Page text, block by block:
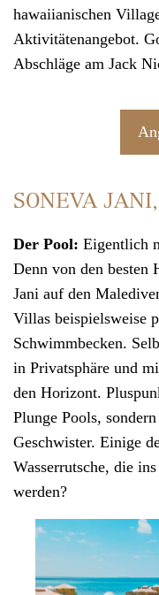
hawaiianischen
Aktivitätenangebot.
Abschläge am Jack
SONEVA
Der Pool: Eigentlich
Denn von den besten
Jani auf den
Villas beispielsweise
Schwimmbecken.
in Privatsphäre und
den Horizont.
Plunge Pools,
Geschwister. Einige
Wasserrutsche, die
werden?